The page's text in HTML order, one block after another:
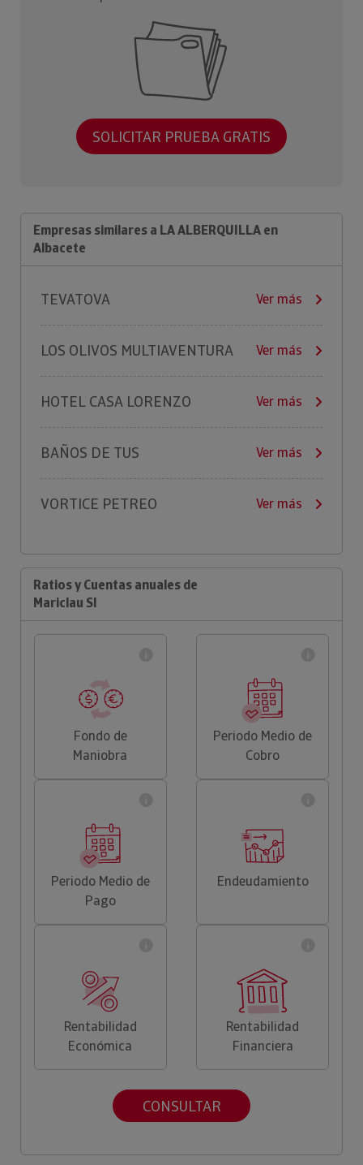
SOLICITAR PRUEBA GRATIS
Empresas similares a LA ALBERQUILLA en
Albacete
TEVATOVA Ver más
LOS OLIVOS MULTIAVENTURA Ver más
HOTEL CASA LORENZO Ver más
BAÑOS DE TUS Ver más
VORTICE PETREO Ver más
Ratios y Cuentas anuales de
Mariclau Sl
Fondo de
Maniobra
Periodo Medio de
Cobro
Periodo Medio de
Pago
Endeudamiento
Rentabilidad
Económica
Rentabilidad
Financiera
CONSULTAR